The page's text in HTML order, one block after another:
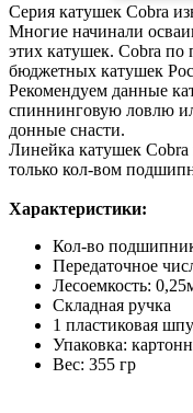
Серия катушек Cobra
Многие начинали
этих катушек. Cobra по
бюджетных катушек
Рекомендуем данные
спиннинговую ловлю
донные снасти.
Линейка катушек Cobra
только кол-вом
Характеристики:
Кол-во
Передаточное
Лесоемкость:
Складная ручка
1 пластиковая
Упаковка:
Вес: 355 гр